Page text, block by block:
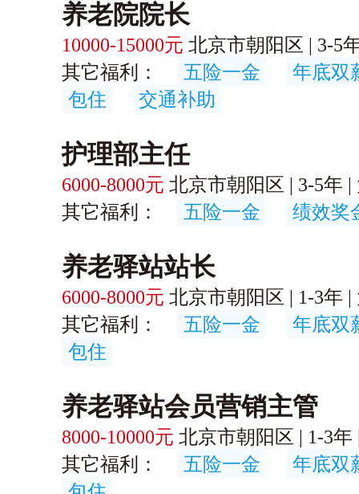
养老院院长
10000-15000元 北京市朝阳区 | 3-5
其它福利：
五险一金
年底双
包住
交通补助
护理部主任
6000-8000元 北京市朝阳区 | 3-5年 |
其它福利：
五险一金 绩效奖
养老驿站站长
6000-8000元 北京市朝阳区 | 1-3年 |
其它福利：
五险一金
年底双
包住
养老驿站会员营销主管
8000-10000元 北京市朝阳区 | 1-3年
其它福利：
五险一金
年底双